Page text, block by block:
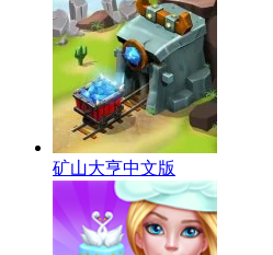
矿山大亨中文版